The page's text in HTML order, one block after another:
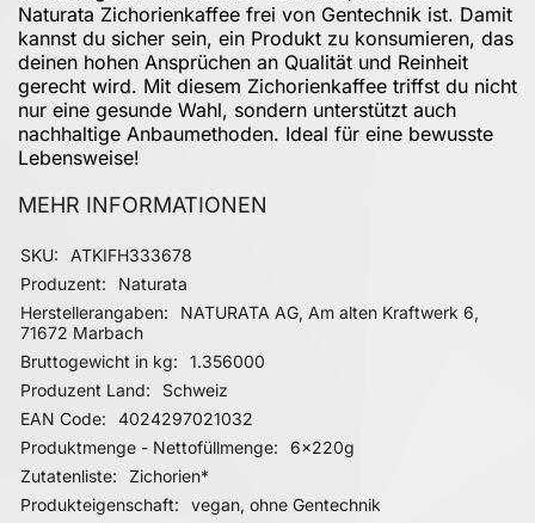
Naturata Zichorienkaffee frei von Gentechnik ist. Damit
kannst du sicher sein, ein Produkt zu konsumieren, das
deinen hohen Ansprüchen an Qualität und Reinheit
gerecht wird. Mit diesem Zichorienkaffee triffst du nicht
nur eine gesunde Wahl, sondern unterstützt auch
nachhaltige Anbaumethoden. Ideal für eine bewusste
Lebensweise!
MEHR INFORMATIONEN
Mehr Informationen
SKU
ATKIFH333678
Produzent
Naturata
Herstellerangaben
NATURATA AG, Am alten Kraftwerk 6,
71672 Marbach
Bruttogewicht in kg
1.356000
Produzent Land
Schweiz
EAN Code
4024297021032
Produktmenge - Nettofüllmenge
6x220g
Zutatenliste
Zichorien*
Produkteigenschaft
vegan, ohne Gentechnik